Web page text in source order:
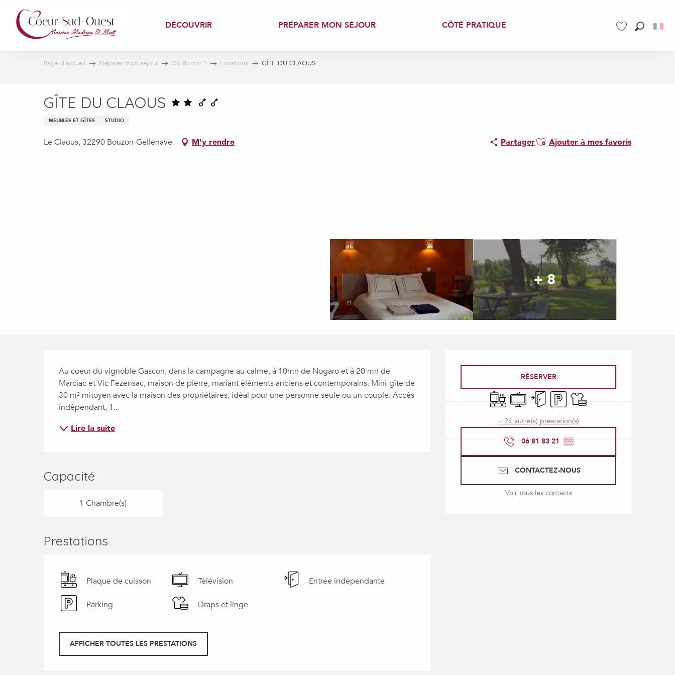
contenu
principal
DÉCOUVRIR PRÉPARER MON SÉJOUR CÔTÉ PRATIQUE
Page d’accueil Préparer mon séjour Où dormir ? Locations GÎTE DU CLAOUS
GÎTE DU CLAOUS
MEUBLÉS ET GÎTES STUDIO
Le Claous, 32290 Bouzon-Gellenave M'y rendre PartagerAjouter aux favoris
Ajouter à mes favoris
+ 8
Ouverture et
RÉSERVER
Plaque de cuisson
TélévisionEntrée indépendante
ParkingDraps et linge
+ 24 autre(s) prestation(s)
06 81 83 21 ▒▒
CONTACTEZ-NOUS
Voir tous les contacts
Description
Au coeur du vignoble Gascon, dans la campagne au calme, à 10mn de Nogaro et à 20 mn de
Marciac et Vic Fezensac, maison de pierre, mariant éléments anciens et contemporains. Mini-gîte de
30 m² mitoyen avec la maison des propriétaires, idéal pour une personne seule ou un couple. Accès
indépendant, 1...
Lire la suite
Capacité
1 Chambre(s)
Prestations
Plaque de cuisson Télévision Entrée indépendante
Parking Draps et linge
AFFICHER TOUTES LES PRESTATIONS